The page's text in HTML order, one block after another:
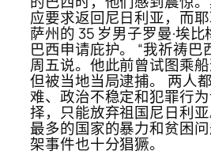
应要求返回尼日利亚，而
萨州的 35 岁男子罗曼·埃比
巴西申请庇护。 “我祈祷巴
周五说。他此前曾试图乘船
但被当地当局逮捕。 两人
难、政治不稳定和犯罪行
择，只能放弃祖国尼日利
最多的国家的暴力和贫困
架事件也十分猖獗。